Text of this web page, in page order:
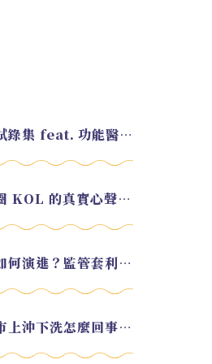
EP.220 好久不見！2026 試錄集 feat. 功能醫學營養師 美寶
EP.219 從銀行高管轉職幣圈 KOL 的真實心聲 feat.龜大
EP.217 美元穩定幣未來會如何演進？監管套利終將收斂？feat. 研究員 余哲安
EP.213 川普大攪局：袋鼠市上沖下洗怎麼回事？feat. Alvin